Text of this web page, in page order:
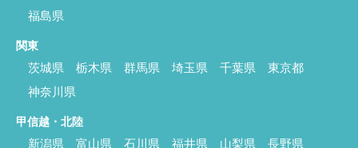
福島県
関東
茨城県 栃木県 群馬県 埼玉県 千葉県
東京都
神奈川県
甲信越・北陸
新潟県 富山県 石川県 福井県 山梨県 長野県